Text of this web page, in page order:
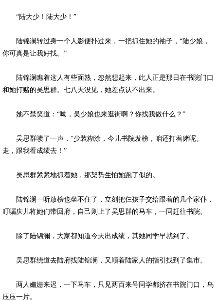
“陆大少！陆大少！”
陆锦澜转过身一个人影便扑过来，一把抓住她的袖子，“陆少娘，
你可真是让我好找。”
陆锦澜瞧着这人有些面熟，忽然想起来，此人正是那日在书院门口
和她打赌的吴思群。七八天没见，她差点认不出来。
她不禁笑道：“呦，吴少娘也来逛街啊？你找我做什么？”
吴思群啧了一声，“少装糊涂，今儿书院发榜，咱还打着赌呢。
走，跟我看成绩去！”
吴思群紧紧地抓着她，那架势生怕她跑了似的。
陆锦澜一听放榜也坐不住了，立刻把仨孩子交给跟着的几个家仆，
叮嘱庆儿将她们带回府，自己则上了吴思群的马车，一同赶往书院。
除了陆锦澜，大家都知道今天出成绩，其她同学早就到了。
吴思群绕道去陆府找陆锦澜，又顺着陆家人的指引找到了集市。
两人姗姗来迟，一下马车，只见两百来号同学都挤在书院门口，乌
压压一片。